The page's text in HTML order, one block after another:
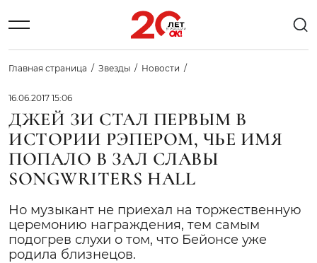
Главная страница Звезды Новости
16.06.2017 15:06
ДЖЕЙ ЗИ СТАЛ ПЕРВЫМ В
ИСТОРИИ РЭПЕРОМ, ЧЬЕ ИМЯ
ПОПАЛО В ЗАЛ СЛАВЫ
SONGWRITERS HALL
Но музыкант не приехал на торжественную
церемонию награждения, тем самым
подогрев слухи о том, что Бейонсе уже
родила близнецов.